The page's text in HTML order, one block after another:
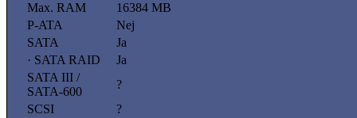
Max. RAM
16384 MB
P-ATA
Nej
SATA
Ja
· SATA RAID
Ja
SATA III /
SATA-600
?
SCSI
?